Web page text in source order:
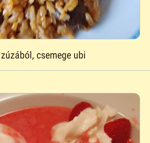
csemege ubi